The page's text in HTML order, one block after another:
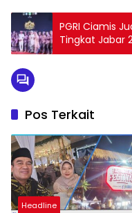
PGRI Ciamis
Tingkat Jabar
Daerah di Bale
Pos Terkait
Headline